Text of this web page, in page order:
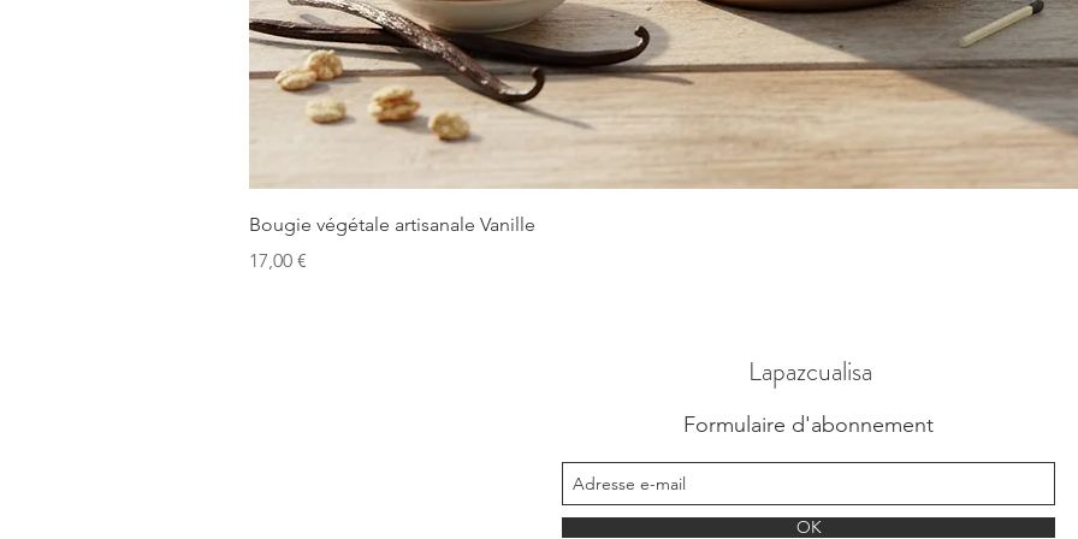
Bougie végétale artisanale Vanille
Prix
17,00 €
Lapazcualisa
Formulaire d'abonnement
OK